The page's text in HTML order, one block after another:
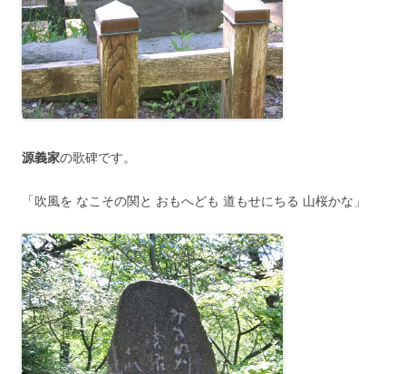
源義家の歌碑です。
「吹風を なこその関と おもへども 道もせにちる 山桜かな」